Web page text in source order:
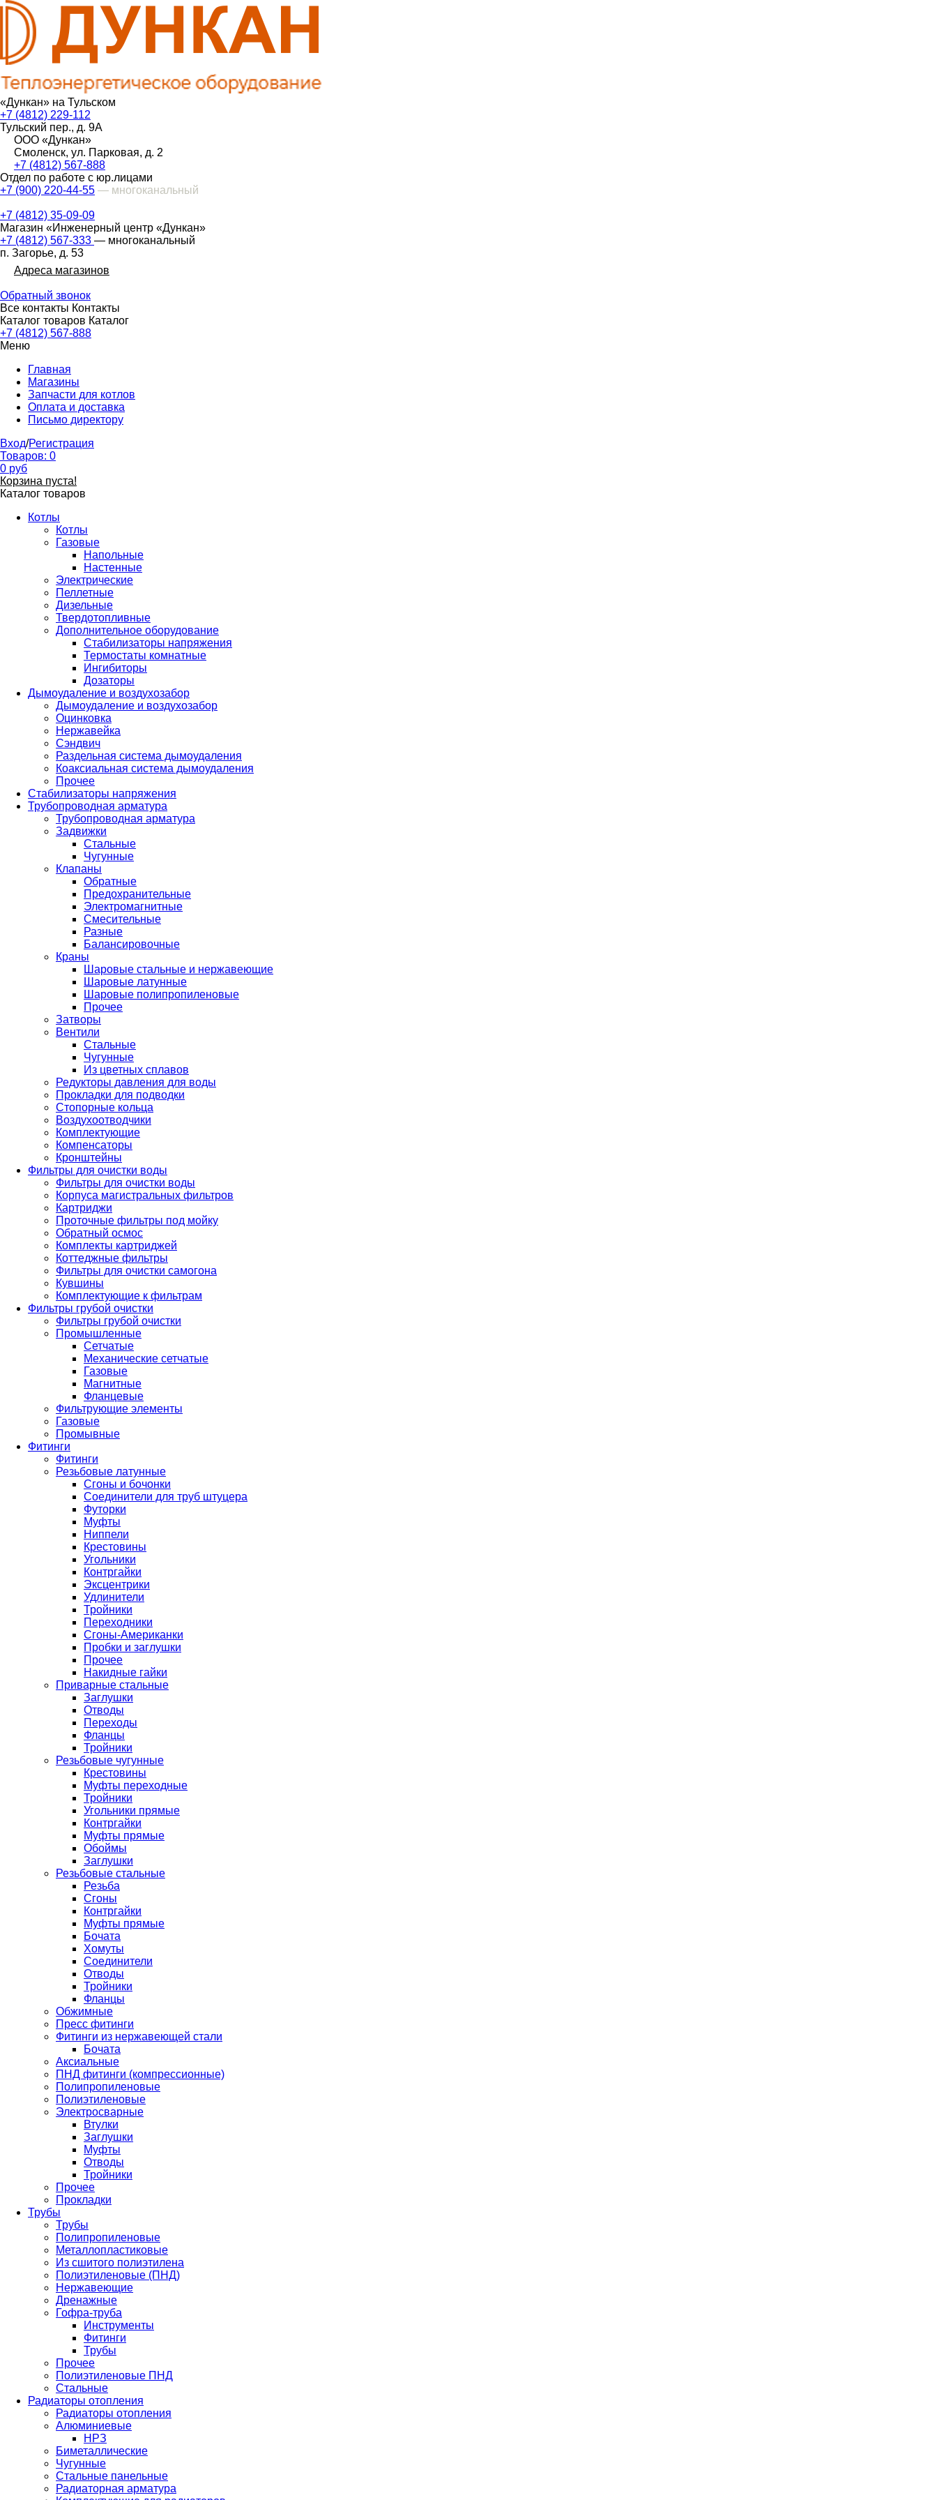
«Дункан» на Тульском
+7 (4812) 229-112
Тульский пер., д. 9А
ООО «Дункан»
Смоленск, ул. Парковая, д. 2
+7 (4812) 567-888
Отдел по работе с юр.лицами
+7 (900) 220-44-55 — многоканальный
+7 (4812) 35-09-09
Магазин «Инженерный центр «Дункан»
+7 (4812) 567-333 — многоканальный
п. Загорье, д. 53
Адреса магазинов
Обратный звонок
Все контакты Контакты
Каталог товаров Каталог
+7 (4812) 567-888
Меню
Главная
Магазины
Запчасти для котлов
Оплата и доставка
Письмо директору
Вход/Регистрация
Товаров: 0
0 руб
Корзина пуста!
Каталог товаров
Котлы
Котлы
Газовые
Напольные
Настенные
Электрические
Пеллетные
Дизельные
Твердотопливные
Дополнительное оборудование
Стабилизаторы напряжения
Термостаты комнатные
Ингибиторы
Дозаторы
Дымоудаление и воздухозабор
Дымоудаление и воздухозабор
Оцинковка
Нержавейка
Сэндвич
Раздельная система дымоудаления
Коаксиальная система дымоудаления
Прочее
Стабилизаторы напряжения
Трубопроводная арматура
Трубопроводная арматура
Задвижки
Стальные
Чугунные
Клапаны
Обратные
Предохранительные
Электромагнитные
Смесительные
Разные
Балансировочные
Краны
Шаровые стальные и нержавеющие
Шаровые латунные
Шаровые полипропиленовые
Прочее
Затворы
Вентили
Стальные
Чугунные
Из цветных сплавов
Редукторы давления для воды
Прокладки для подводки
Стопорные кольца
Воздухоотводчики
Комплектующие
Компенсаторы
Кронштейны
Фильтры для очистки воды
Фильтры для очистки воды
Корпуса магистральных фильтров
Картриджи
Проточные фильтры под мойку
Обратный осмос
Комплекты картриджей
Коттеджные фильтры
Фильтры для очистки самогона
Кувшины
Комплектующие к фильтрам
Фильтры грубой очистки
Фильтры грубой очистки
Промышленные
Сетчатые
Механические сетчатые
Газовые
Магнитные
Фланцевые
Фильтрующие элементы
Газовые
Промывные
Фитинги
Фитинги
Резьбовые латунные
Сгоны и бочонки
Соединители для труб штуцера
Футорки
Муфты
Ниппели
Крестовины
Угольники
Контргайки
Эксцентрики
Удлинители
Тройники
Переходники
Сгоны-Американки
Пробки и заглушки
Прочее
Накидные гайки
Приварные стальные
Заглушки
Отводы
Переходы
Фланцы
Тройники
Резьбовые чугунные
Крестовины
Муфты переходные
Тройники
Угольники прямые
Контргайки
Муфты прямые
Обоймы
Заглушки
Резьбовые стальные
Резьба
Сгоны
Контргайки
Муфты прямые
Бочата
Хомуты
Соединители
Отводы
Тройники
Фланцы
Обжимные
Пресс фитинги
Фитинги из нержавеющей стали
Бочата
Аксиальные
ПНД фитинги (компрессионные)
Полипропиленовые
Полиэтиленовые
Электросварные
Втулки
Заглушки
Муфты
Отводы
Тройники
Прочее
Прокладки
Трубы
Трубы
Полипропиленовые
Металлопластиковые
Из сшитого полиэтилена
Полиэтиленовые (ПНД)
Нержавеющие
Дренажные
Гофра-труба
Инструменты
Фитинги
Трубы
Прочее
Полиэтиленовые ПНД
Стальные
Радиаторы отопления
Радиаторы отопления
Алюминиевые
НРЗ
Биметаллические
Чугунные
Стальные панельные
Радиаторная арматура